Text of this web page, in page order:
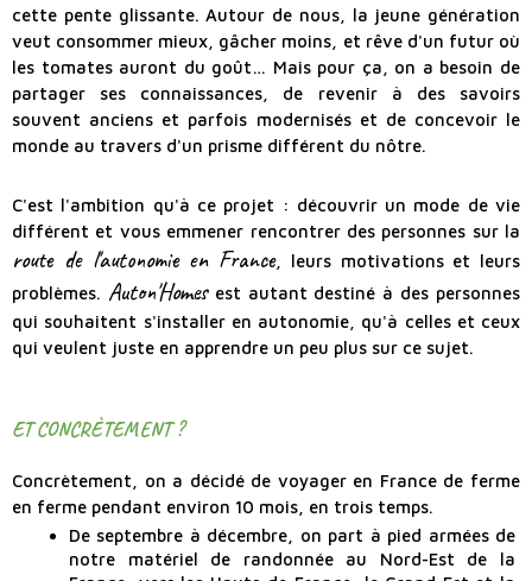
cette pente glissante. Autour de nous, la jeune génération
veut consommer mieux, gâcher moins, et rêve d'un futur où
les tomates auront du goût… Mais pour ça, on a besoin de
partager ses connaissances, de revenir à des savoirs
souvent anciens et parfois modernisés et de concevoir le
monde au travers d'un prisme différent du nôtre.
C'est l'ambition qu'à ce projet : découvrir un mode de vie
différent et vous emmener rencontrer des personnes sur la
route de l'autonomie en France, leurs motivations et leurs
problèmes. Auton'Homesest autant destiné à des personnes
qui souhaitent s'installer en autonomie, qu'à celles et ceux
qui veulent juste en apprendre un peu plus sur ce sujet.
ET CONCRÈTEMENT ?
Concrètement, on a décidé de voyager en France de ferme
en ferme pendant environ 10 mois, en trois temps.
De septembre à décembre, on part à pied armées de
notre matériel de randonnée au Nord-Est de la